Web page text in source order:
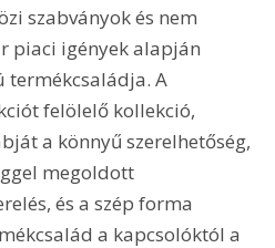
szabványok és nem
piaci igények alapján
termékcsaládja. A
felölelő kollekció,
a könnyű szerelhetőség,
megoldott
és a szép forma
a kapcsolóktól a